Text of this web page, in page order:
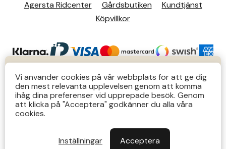
KUNDTJÄNST
Butiks- & telefontider Mån-Tors 12-14 Lör 12-14
övriga tider via e-post: order@agersta.nu
Till OUTLET>>
Agersta Ridcenter Gårdsbutiken
Kundtjänst
Köpvillkor
© 2026 Agersta.
Vi använder cookies på vår webbplats för att ge dig
den mest relevanta upplevelsen genom att komma
ihåg dina preferenser vid upprepade besök. Genom
att klicka på "Acceptera" godkänner du alla våra
cookies.
Inställningar Acceptera